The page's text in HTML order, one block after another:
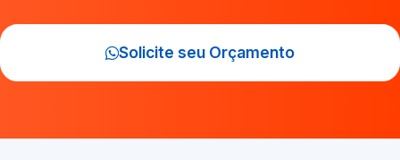
Solicite seu Orçamento